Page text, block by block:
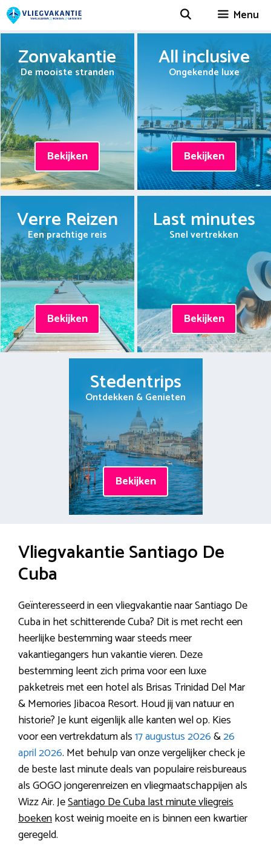
Spring
naar
Menu
Zonvakantie
De mooiste stranden
Bekijken
All inclusive
Ongekende luxe
Bekijken
Verre Reizen
Een prachtige reis
Bekijken
Last minutes
Snel vertrekken
Bekijken
Stedentrips
Ontdekken & Genieten
Bekijken
Vliegvakantie Santiago De
Cuba
Geïnteresseerd in een vliegvakantie naar Santiago De
Cuba in het schitterende Cuba? Dit is met recht een
heerlijke bestemming waar steeds meer
vakantiegangers hun vakantie vieren. Deze
bestemming leent zich prima voor een luxe
pakketreis met een hotel als Brisas Trinidad Del Mar
& Memories Jibacoa Resort. Houd jij van natuur en
historie? Je kunt eigenlijk alle kanten wel op. Kies
voor een vertrekdatum als17 augustus 2026&26
april 2026. Met behulp van onze vergelijker check je
de beste last minute deals van populaire reisbureaus
als GOGO jongerenreizen en vliegmaatschappijen als
Wizz Air. JeSantiago De Cuba last minute vliegreis
boekenkost weinig moeite en is binnen een kwartier
geregeld.